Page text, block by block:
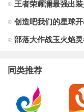
同类推荐